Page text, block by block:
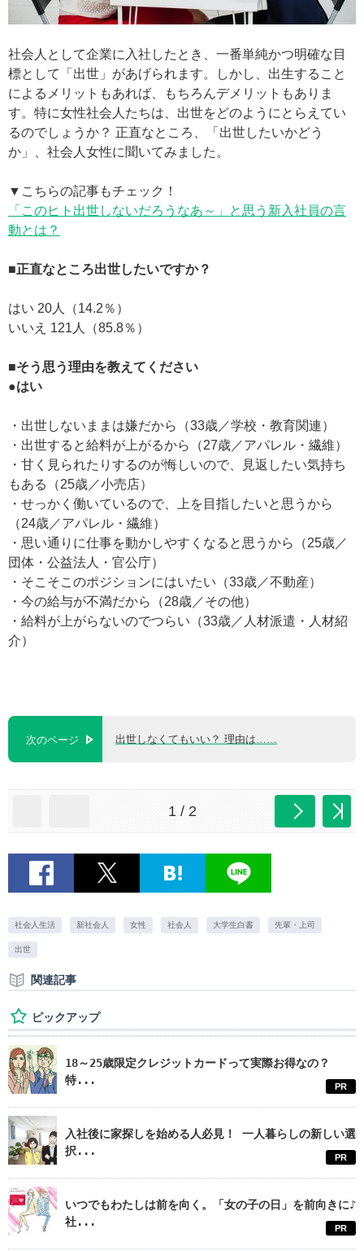
社会人として企業に入社したとき、一番単純かつ明確な目
標として「出世」があげられます。しかし、出生すること
によるメリットもあれば、もちろんデメリットもありま
す。特に女性社会人たちは、出世をどのようにとらえてい
るのでしょうか？ 正直なところ、「出世したいかどう
か」、社会人女性に聞いてみました。
▼こちらの記事もチェック！
「このヒト出世しないだろうなあ～」と思う新入社員の言
動とは？
■正直なところ出世したいですか？
はい 20人（14.2％）
いいえ 121人（85.8％）
■そう思う理由を教えてください
●はい
・出世しないままは嫌だから（33歳／学校・教育関連）
・出世すると給料が上がるから（27歳／アパレル・繊維）
・甘く見られたりするのが悔しいので、見返したい気持ち
もある（25歳／小売店）
・せっかく働いているので、上を目指したいと思うから
（24歳／アパレル・繊維）
・思い通りに仕事を動かしやすくなると思うから（25歳／
団体・公益法人・官公庁）
・そこそこのポジションにはいたい（33歳／不動産）
・今の給与が不満だから（28歳／その他）
・給料が上がらないのでつらい（33歳／人材派遣・人材紹
介）
次のページ 出世しなくてもいい？ 理由は……
1 / 2
社会人生活 新社会人 女性 社会人 大学生白書 先輩・上司
出世
関連記事
ピックアップ
18～25歳限定クレジットカードって実際お得なの？
特...
PR
入社後に家探しを始める人必見！ 一人暮らしの新しい選
択...
PR
いつでもわたしは前を向く。「女の子の日」を前向きに♪
社...
PR